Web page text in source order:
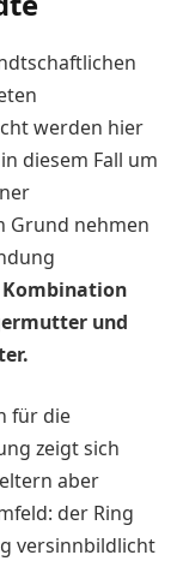
werden hier
diesem Fall um
Grund nehmen
Kombination
und
für die
zeigt sich
aber
der Ring
versinnbildlicht